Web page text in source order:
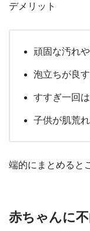
デメリット
頑固な汚れ
泡立ちが良
すすぎ一回
子供が肌荒
端的にまとめると
赤ちゃんに